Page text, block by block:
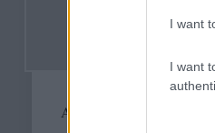
I want
I want
A bejegyzés trackback címe: